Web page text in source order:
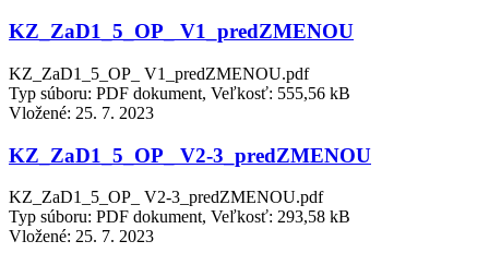
KZ_ZaD1_5_OP_ V1_predZMENOU
KZ_ZaD1_5_OP_ V1_predZMENOU.pdf
Typ súboru: PDF dokument, Veľkosť: 555,56 kB
Vložené: 25. 7. 2023
KZ_ZaD1_5_OP_ V2-3_predZMENOU
KZ_ZaD1_5_OP_ V2-3_predZMENOU.pdf
Typ súboru: PDF dokument, Veľkosť: 293,58 kB
Vložené: 25. 7. 2023